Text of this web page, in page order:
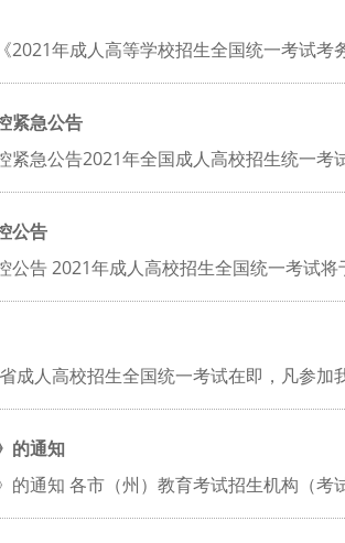
年成人高等学校招生全国统一考试考
紧急公告
急公告2021年全国成人高校招生统一考
公告
告 2021年成人高校招生全国统一考试
成人高校招生全国统一考试在即，凡参加
的通知
通知 各市（州）教育考试招生机构（考